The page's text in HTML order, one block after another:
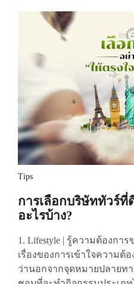
Tips
การเลือกบริษัททัวร์
อะไรบ้าง?
1. Lifestyle | รู้ความต้องกา
เรื่องของการเข้าใจความต้
ว่านอกจากจุดหมายปลาย